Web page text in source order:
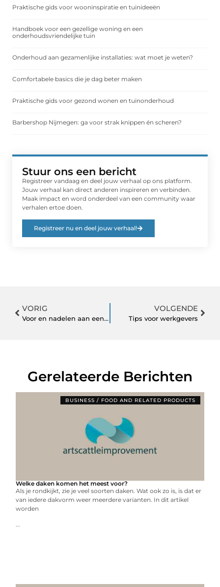
Praktische gids voor wooninspiratie en tuinideeën
Handboek voor een gezellige woning en een
onderhoudsvriendelijke tuin
Onderhoud aan gezamenlijke installaties: wat moet je weten?
Comfortabele basics die je dag beter maken
Praktische gids voor gezond wonen en tuinonderhoud
Barbershop Nijmegen: ga voor strak knippen én scheren?
Stuur ons een bericht
Registreer vandaag en deel jouw verhaal op ons platform.
Jouw verhaal kan direct anderen inspireren en verbinden.
Maak impact en word onderdeel van een community waar
verhalen ertoe doen.
Registreer nu en deel jouw verhaal!
VORIG
Voor en nadelen aan een rietendak
VOLGENDE
Tips voor werkgevers
Gerelateerde Berichten
BUSINESS / FOOD AND RELATED PRODUCTS
Welke daken komen het meest voor?
Als je rondkijkt, zie je veel soorten daken. Wat ook zo is, is dat er
van iedere dakvorm weer meerdere varianten. In dit artikel
worden
...